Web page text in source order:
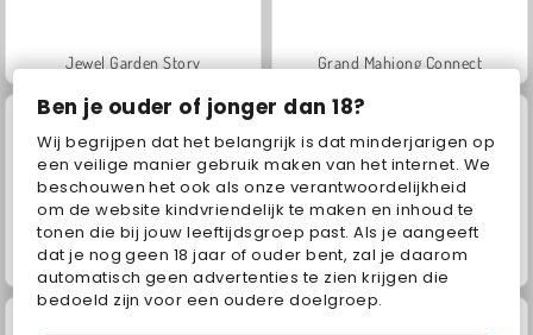
Ben je ouder of jonger dan 18?
Wij begrijpen dat het belangrijk is dat minderjarigen op
een veilige manier gebruik maken van het internet. We
beschouwen het ook als onze verantwoordelijkheid
om de website kindvriendelijk te maken en inhoud te
tonen die bij jouw leeftijdsgroep past. Als je aangeeft
dat je nog geen 18 jaar of ouder bent, zal je daarom
automatisch geen advertenties te zien krijgen die
bedoeld zijn voor een oudere doelgroep.
Jewel Garden Story Grand Mahjong Connect
Juice Merge Scala 40